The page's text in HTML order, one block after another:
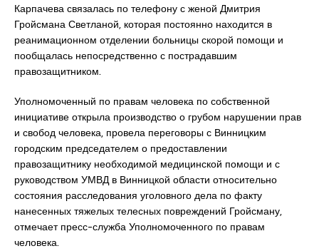
Карпачева связалась по телефону с женой Дмитрия
Гройсмана Светланой, которая постоянно находится в
реанимационном отделении больницы скорой помощи и
пообщалась непосредственно с пострадавшим
правозащитником.
Уполномоченный по правам человека по собственной
инициативе открыла производство о грубом нарушении прав
и свобод человека, провела переговоры с Винницким
городским председателем о предоставлении
правозащитнику необходимой медицинской помощи и с
руководством УМВД в Винницкой области относительно
состояния расследования уголовного дела по факту
нанесенных тяжелых телесных повреждений Гройсману,
отмечает пресс-служба Уполномоченного по правам
человека.